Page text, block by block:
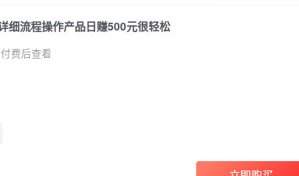
细流程操作产品日赚500元很轻松
费后查看